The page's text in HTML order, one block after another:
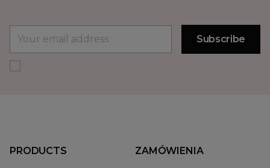
PRODUCTS ZAMÓWIENIA